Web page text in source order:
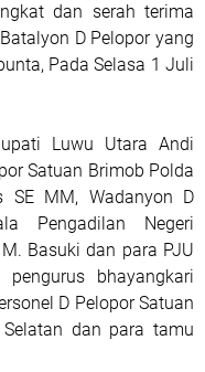
dan serah terima
D Pelopor yang
Pada Selasa 1 Juli
Luwu Utara Andi
Satuan Brimob Polda
SE MM, Wadanyon D
Pengadilan Negeri
Basuki dan para PJU
bhayangkari
D Pelopor Satuan
dan para tamu